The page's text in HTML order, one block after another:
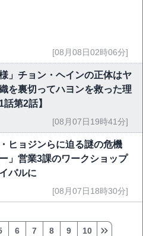
[08月08日02時06分]
」チョン・ヘインの正体はヤ
を裏切ってハヨンを救った理
第2話】
[08月07日19時41分]
ヒョジンらに迫る謎の危機
」営業3課のワークショップ
バルに
[08月07日18時30分]
6 7 8 9 10